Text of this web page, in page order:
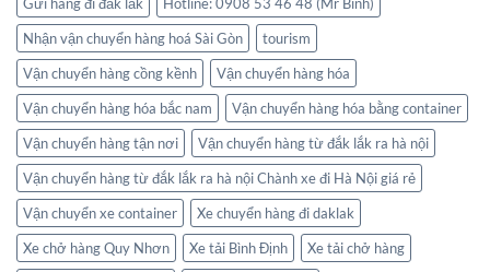
Nhận vận chuyển hàng hoá Sài Gòn
tourism
Vận chuyển hàng cồng kềnh
Vận chuyển hàng hóa
Vận chuyển hàng hóa bắc nam
Vận chuyển hàng hóa bằng container
Vận chuyển hàng tận nơi
Vận chuyển hàng từ đắk lắk ra hà nội
Vận chuyển hàng từ đắk lắk ra hà nội Chành xe đi Hà Nội giá rẻ
Vận chuyển xe container
Xe chuyển hàng đi daklak
Xe chở hàng Quy Nhơn
Xe tải Bình Định
Xe tải chở hàng